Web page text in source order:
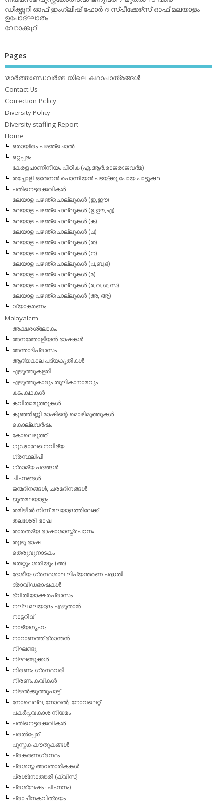
ഡിക്ഷ്ണറി ഓഫ് ഇംഗ്ലിഷ് ഫോര്‍ ദ സ്പീക്കേഴ്‌സ് ഓഫ് മലയാളം
ഉപോദ്ഘാതം
വേറാക്കൂറ്
Pages
‘മാര്‍ത്താണ്ഡവര്‍മ്മ’ യിലെ കഥാപാത്രങ്ങള്‍
Contact Us
Correction Policy
Diversity Policy
Diversity staffing Report
Home
ഒരായിരം പഴഞ്ചൊല്‍
ഒറ്റപ്പദം
കേരളപാണിനീയം പീഠിക (എ.ആര്‍.രാജരാജവര്‍മ)
തച്ചോളി ഒതേനൻ പൊന്നിയൻ പടയ്‌ക്കു പോയ പാട്ടുകഥ
പതിനെട്ടരക്കവികള്‍
മലയാള പഴഞ്ചൊല്ലുകള്‍ (ഇ,ഈ)
മലയാള പഴഞ്ചൊല്ലുകള്‍ (ഉ,ഊ,എ)
മലയാള പഴഞ്ചൊല്ലുകള്‍ (ക)
മലയാള പഴഞ്ചൊല്ലുകള്‍ (ച)
മലയാള പഴഞ്ചൊല്ലുകള്‍ (ത)
മലയാള പഴഞ്ചൊല്ലുകള്‍ (ന)
മലയാള പഴഞ്ചൊല്ലുകള്‍ (പ,ബ,ഭ)
മലയാള പഴഞ്ചൊല്ലുകള്‍ (മ)
മലയാള പഴഞ്ചൊല്ലുകള്‍ (ര,വ,ശ,സ)
മലയാള പഴഞ്ചൊല്ലുകൾ (അ, ആ)
വ്യാകരണം
Malayalam
അക്ഷരശ്ലോകം
അനത്തോളിയന്‍ ഭാഷകള്‍
അന്താദിപ്രാസം
ആദ്യകാല പദ്യകൃതികള്‍
എഴുത്തുകളരി
എഴുത്തുകാരും തൂലികാനാമവും
കടംകഥകള്‍
കവിതാമുത്തുകള്‍
കുഞ്ഞിണ്ണി മാഷിന്റെ മൊഴിമുത്തുകള്‍
കൊല്ലവര്‍ഷം
കോലെഴുത്ത്
ഗൂഢാലേഖനവിദ്യ
ഗ്രന്ഥലിപി
ഗ്രാമ്യ പദങ്ങള്‍
ചിഹ്നങ്ങള്‍
ജന്മദിനങ്ങള്‍, ചരമദിനങ്ങള്‍
ജൂതമലയാളം
തമിഴില്‍ നിന്ന് മലയാളത്തിലേക്ക്
തലശേരി ഭാഷ
താരതമ്യ ഭാഷാശാസ്ത്രപഠനം
തുളു ഭാഷ
തെരുവുനാടകം
തെറ്റും ശരിയും (അ)
ദേശീയ ഗ്രന്ഥശാല ലിപ്യന്തരണ പദ്ധതി
ദ്രാവിഡഭാഷകള്‍
ദ്വിതീയാക്ഷരപ്രാസം
നല്ല മലയാളം എഴുതാന്‍
നാട്ടറിവ്
നാട്യഗൃഹം
നാറാണത്ത് ഭ്രാന്തന്‍
നിഘണ്ടു
നിഘണ്ടുക്കള്‍
നിരണം ഗ്രന്ഥവരി
നിരണംകവികള്‍
നിഴല്‍ക്കുത്തുപാട്ട്
നോവെല്ല, നോവല്‍, നോവലെറ്റ്
പകര്‍പ്പവകാശ നിയമം
പതിനെട്ടരക്കവികള്‍
പരല്‍പ്പേര്
പുസ്തക കൗതുകങ്ങള്‍
പ്രകരണഗ്രന്ഥം
പ്രശസ്ത അവതാരികകള്‍
പ്രശ്‌നോത്തരി (ക്വിസ്)
പ്രശ്ലേഷം (ചിഹ്നനം)
പ്രാചീനകവിത്രയം